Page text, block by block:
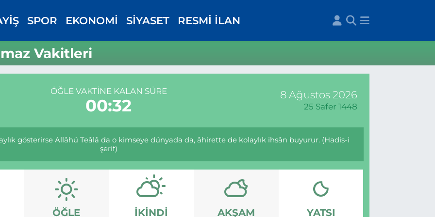
SPOR EKONOMİ SİYASET RESMİ İLAN
Vakitleri
ÖĞLE VAKTINE KALAN SÜRE
00:31
8 Ağustos 2026
25 Safer 1448
gösterirse Allâhü Teâlâ da o kimseye dünyada da, âhirette de kolaylık ihsân buyurur. (Hadis-i
şerif)
ÖĞLE İKINDI AKŞAM YATSI